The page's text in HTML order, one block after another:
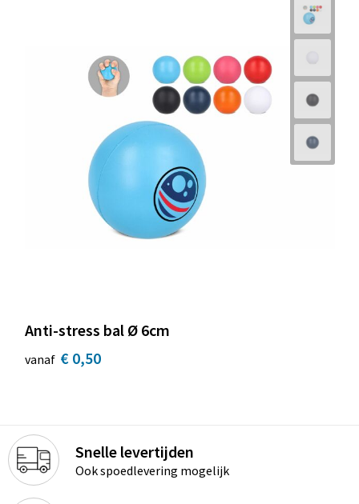
Anti-stress bal Ø 6cm
vanaf € 0,50
Snelle levertijden
Ook spoedlevering mogelijk